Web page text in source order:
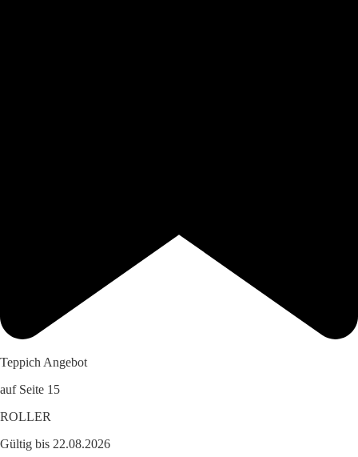
Teppich Angebot
auf Seite 15
ROLLER
Gültig bis 22.08.2026